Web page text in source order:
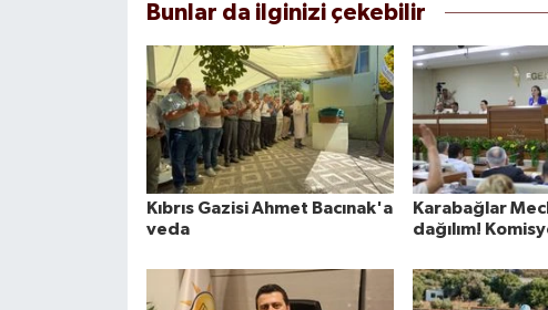
Bunlar da ilginizi çekebilir
Kıbrıs Gazisi Ahmet Bacınak'a
veda
Karabağlar
dağılım!